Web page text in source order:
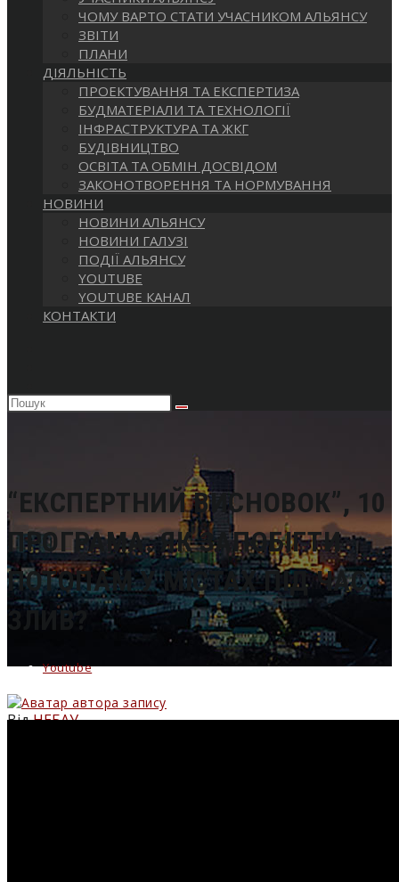
САЙТІ
ЧОМУ ВАРТО СТАТИ УЧАСНИКОМ АЛЬЯНСУ
ЗВІТИ
ПЛАНИ
ДІЯЛЬНІСТЬ
ПРОЕКТУВАННЯ ТА ЕКСПЕРТИЗА
БУДМАТЕРІАЛИ ТА ТЕХНОЛОГІЇ
ІНФРАСТРУКТУРА ТА ЖКГ
БУДІВНИЦТВО
ОСВІТА ТА ОБМІН ДОСВІДОМ
ЗАКОНОТВОРЕННЯ ТА НОРМУВАННЯ
НОВИНИ
НОВИНИ АЛЬЯНСУ
НОВИНИ ГАЛУЗІ
ПОДІЇ АЛЬЯНСУ
YOUTUBE
YOUTUBE КАНАЛ
КОНТАКТИ
Пошук
“ЕКСПЕРТНИЙ ВИСНОВОК”, 10
ПРОГРАМА. ЯК ЗАПОБІГТИ
ПОТОПАМ У МІСТАХ ПІД ЧАС
ЗЛИВ?
Youtube
ВідНЕБАУ